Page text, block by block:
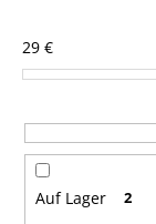
k
t
o
r
29 €
Auf Lager 2
m
p
f
h
l
n